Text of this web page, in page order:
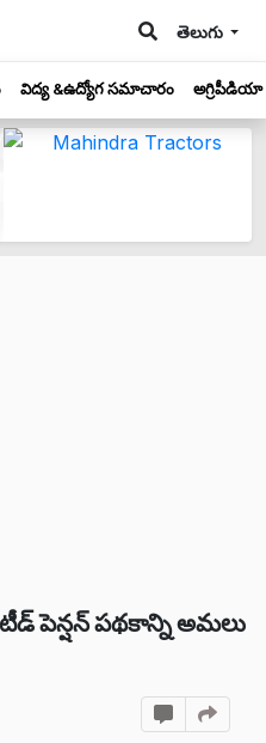
తెలుగు
విద్య &ఉద్యోగ సమాచారం అగ్రిపీడియా
పెన్షన్ పథకాన్ని అమలు